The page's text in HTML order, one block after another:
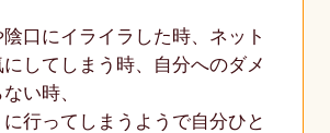
陰口にイライラした時、ネット
してしまう時、自分へのダメ
い時、
行ってしまうようで自分ひと